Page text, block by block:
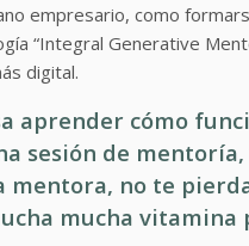
empresario, como
“Integral Generative
digital.
aprender cómo
sesión de
mentora, no te
mucha vitamina